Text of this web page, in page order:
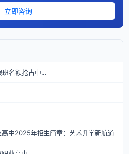
立即咨询
班名额抢占中...
中2025年招生简章：艺术升学新航道